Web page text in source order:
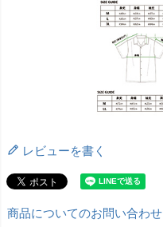
レビューを書く
商品についてのお問い合わせ